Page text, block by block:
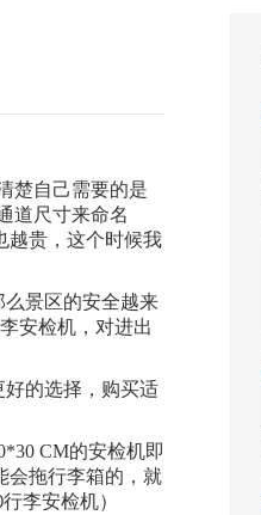
楚自己需要的是
道尺寸来命名
越贵，这个时候我
景区的安全越来
安检机，对进出
的选择，购买适
CM的安检机即
会拖行李箱的，就
行李安检机）